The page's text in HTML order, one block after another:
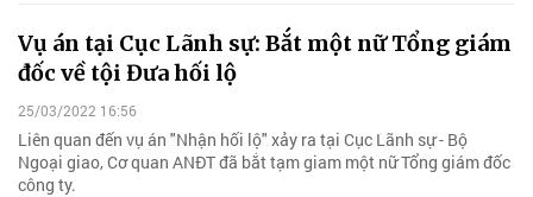
Vụ án tại Cục Lãnh sự: Bắt một nữ Tổng giám
đốc về tội Đưa hối lộ
25/03/2022 16:56
Liên quan đến vụ án "Nhận hối lộ" xảy ra tại Cục Lãnh sự - Bộ
Ngoại giao, Cơ quan ANĐT đã bắt tạm giam một nữ Tổng giám đốc
công ty.